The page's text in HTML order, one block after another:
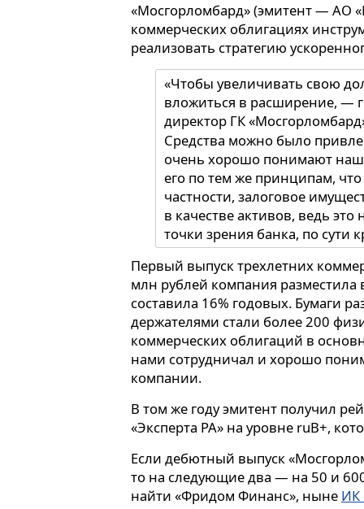
«Мосгорломбард» (эмитент — АО
коммерческих облигациях
реализовать стратегию
«Чтобы увеличивать свою
вложиться в расширение, —
директор ГК
Средства можно было
очень хорошо понимают
его по тем же принципам,
частности, залоговое
в качестве активов, ведь
точки зрения банка, по сути
офисов в собственности у
можно кредитовать. Брать
ломбард не может».
Первый выпуск трехлетних
млн рублей компания разместила
составила 16% годовых. Бумаги
держателями стали более 200
коммерческих облигаций в
нами сотрудничал и хорошо
компании.
В том же году эмитент получил
«Эксперта РА» на уровне ruB+,
Если дебютный выпуск
то на следующие два — на 50 и
найти «Фридом Финанс», ныне ИК